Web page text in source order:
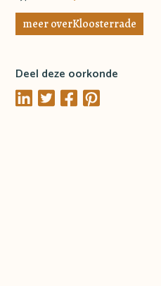
meer overKloosterrade
Deel deze oorkonde